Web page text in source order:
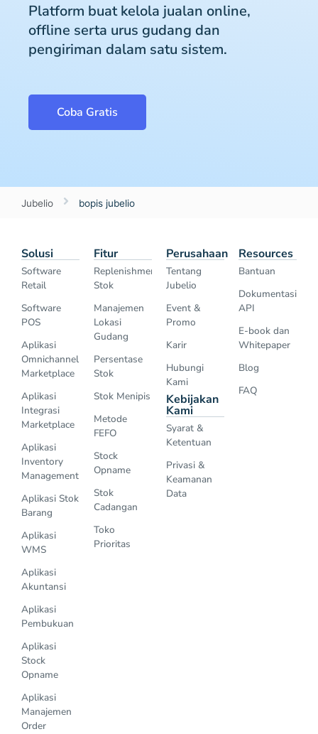
Platform buat kelola jualan online,
offline serta urus gudang dan
pengiriman dalam satu sistem.
Coba Gratis
Jubelio bopis jubelio
Solusi
Software
Retail
Software
POS
Aplikasi
Omnichannel
Marketplace
Aplikasi
Integrasi
Marketplace
Aplikasi
Inventory
Management
Aplikasi Stok
Barang
Aplikasi
WMS
Aplikasi
Akuntansi
Aplikasi
Pembukuan
Aplikasi
Stock
Opname
Aplikasi
Manajemen
Order
Fitur
Replenishment
Stok
Manajemen
Lokasi
Gudang
Persentase
Stok
Stok Menipis
Metode
FEFO
Stock
Opname
Stok
Cadangan
Toko
Prioritas
Perusahaan
Tentang
Jubelio
Event &
Promo
Karir
Hubungi
Kami
Kebijakan
Kami
Syarat &
Ketentuan
Privasi &
Keamanan
Data
Resources
Bantuan
Dokumentasi
API
E-book dan
Whitepaper
Blog
FAQ